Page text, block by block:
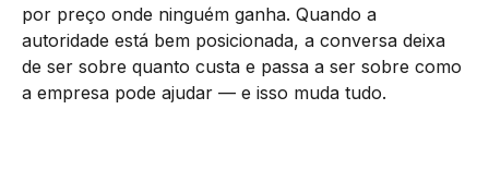
por preço onde ninguém ganha. Quando a
autoridade está bem posicionada, a conversa deixa
de ser sobre quanto custa e passa a ser sobre como
a empresa pode ajudar — e isso muda tudo.